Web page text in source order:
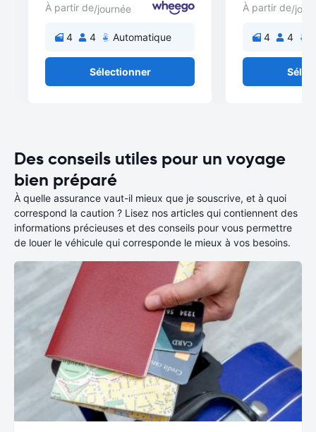
À partir de/journée
4 4 Automatique
Sélectionner
À partir de/
4 4
Des conseils utiles pour un voyage
bien préparé
À quelle assurance vaut-il mieux que je souscrive, et à quoi
correspond la caution ? Lisez nos articles qui contiennent des
informations précieuses et des conseils pour vous permettre
de louer le véhicule qui corresponde le mieux à vos besoins.